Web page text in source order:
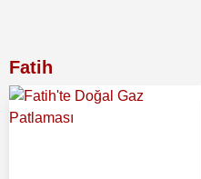
Fatih